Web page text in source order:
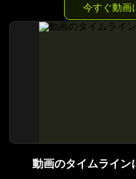
今すぐ動画
動画のタイムライン